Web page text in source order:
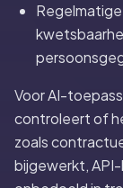
Voor AI-
controleert of
zoals
bijgewerkt,